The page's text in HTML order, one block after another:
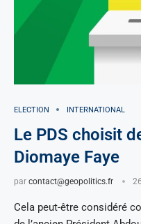
ELECTION INTERNATIONAL
Le PDS choisit
Diomaye Faye
par contact@geopolitics.fr
Cela peut-être considéré